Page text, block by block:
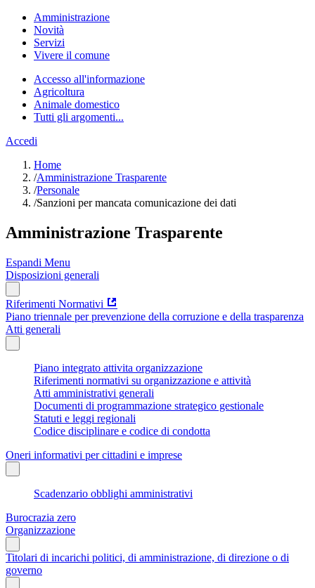
Amministrazione
Novità
Servizi
Vivere il comune
Accesso all'informazione
Agricoltura
Animale domestico
Tutti gli argomenti...
Accedi
Home
/Amministrazione Trasparente
/Personale
/Sanzioni per mancata comunicazione dei dati
Amministrazione Trasparente
Espandi Menu
Disposizioni generali
Riferimenti Normativi
Piano triennale per prevenzione della corruzione e della trasparenza
Atti generali
Piano integrato attivita organizzazione
Riferimenti normativi su organizzazione e attività
Atti amministrativi generali
Documenti di programmazione strategico gestionale
Statuti e leggi regionali
Codice disciplinare e codice di condotta
Oneri informativi per cittadini e imprese
Scadenzario obblighi amministrativi
Burocrazia zero
Organizzazione
Titolari di incarichi politici, di amministrazione, di direzione o di
governo